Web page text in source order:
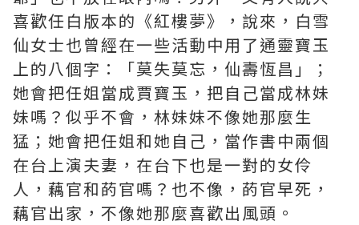
喜歡任白版本的《紅樓夢》，說來，白雪
仙女士也曾經在一些活動中用了通靈寶玉
上的八個字：「莫失莫忘，仙壽恆昌」；
她會把任姐當成賈寶玉，把自己當成林妹
妹嗎？似乎不會，林妹妹不像她那麼生
猛；她會把任姐和她自己，當作書中兩個
在台上演夫妻，在台下也是一對的女伶
人，藕官和菂官嗎？也不像，菂官早死，
藕官出家，不像她那麼喜歡出風頭。